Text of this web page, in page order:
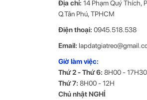
tháo rời nếu không có thợ
chức chuyên nghiệp để xử
phẩm này một vài lần lần một
Bảng thông số
Tên sản phẩm
Thương hiệu
Địa chỉ: 14 Phạm Quý Thích,
Q.Tân Phú, TPHCM
Điện thoại: 0945.518.538
Email:
Giờ làm việc:
Thứ 2 - Thứ 6: 8H00 - 17H30
Thứ 7: 8H00 - 12H
Chủ nhật NGHỈ